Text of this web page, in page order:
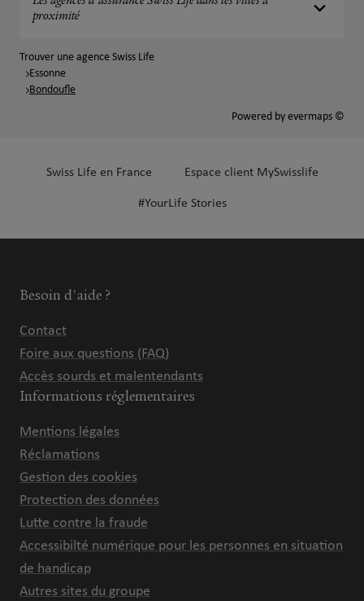
proximité
Trouver une agence Swiss Life
Essonne
Bondoufle
Powered by evermaps ©
Swiss Life en France Espace client MySwisslife
#YourLife Stories
Besoin d'aide ?
Contact
Foire aux questions (FAQ)
Accès sourds et malentendants
Informations réglementaires
Mentions légales
Réclamations
Gestion des cookies
Protection des données
Lutte contre la fraude
Accessibilté numérique pour les personnes en situation
de handicap
Autres sites du groupe